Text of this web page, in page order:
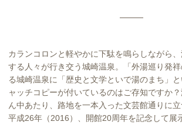
カランコロンと軽やかに下駄を鳴らしながら
する人々が行き交う城崎温泉。「外湯巡り発
る城崎温泉に「歴史と文学といで湯のまち」
ャッチコピーが付いているのはご存知ですか
ん中あたり、路地を一本入った文芸館通りに立
平成26年（2016）、開館20周年を記念して展